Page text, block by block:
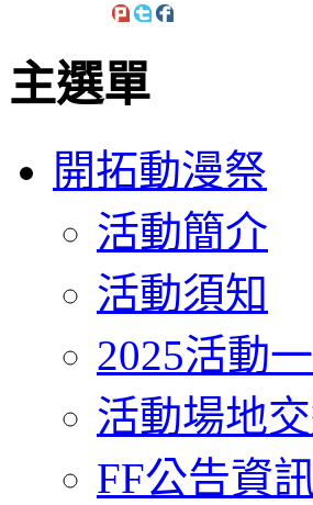
主選單
開拓動漫祭
活動簡介
活動須知
2025活動
活動場地
FF公告資